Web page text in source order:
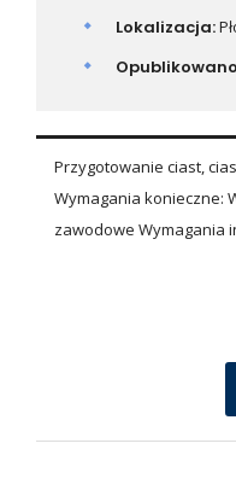
Lokalizacja:
Przygotowanie ciast,
Wymagania konieczne:
zawodowe Wymagania